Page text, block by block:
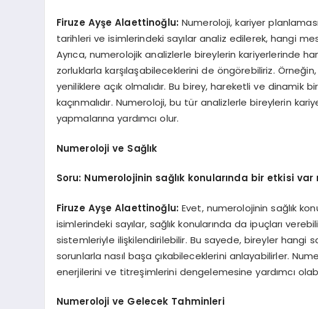
Firuze Ayşe Alaettinoğlu: Numeroloji, kariyer
tarihleri ve isimlerindeki sayılar analiz edilerek, hangi
Ayrıca, numerolojik analizlerle bireylerin kariyerlerinde
zorluklarla karşılaşabileceklerini de öngörebiliriz.
yeniliklere açık olmalıdır. Bu birey, hareketli ve
kaçınmalıdır. Numeroloji, bu tür analizlerle bireylerin
yapmalarına yardımcı olur.
Numeroloji ve Sağlık
Soru: Numerolojinin sağlık konularında bir etkisi var
Firuze Ayşe Alaettinoğlu: Evet, numerolojinin sağlık
isimlerindeki sayılar, sağlık konularında da ipuçları
sistemleriyle ilişkilendirilebilir. Bu sayede, bireyler hangi
sorunlarla nasıl başa çıkabileceklerini anlayabilirler.
enerjilerini ve titreşimlerini dengelemesine yardımcı
Numeroloji ve Gelecek Tahminleri